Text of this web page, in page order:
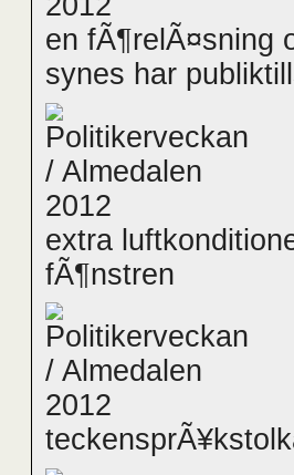
en fÃ¶relÃ¤sning
synes har
extra
fÃ¶nstren